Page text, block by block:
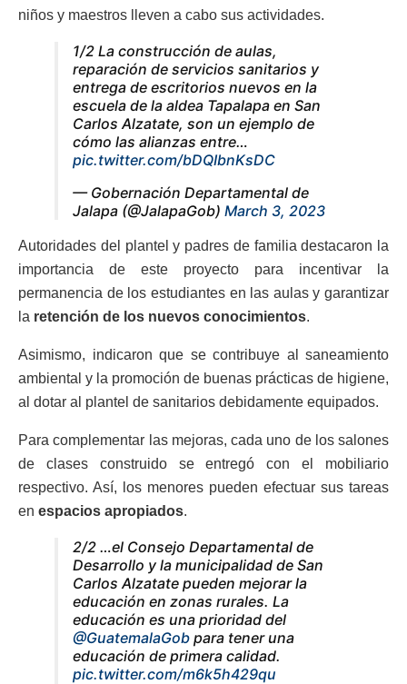
niños y maestros lleven a cabo sus actividades.
1/2 La construcción de aulas,
reparación de servicios sanitarios y
entrega de escritorios nuevos en la
escuela de la aldea Tapalapa en San
Carlos Alzatate, son un ejemplo de
cómo las alianzas entre…
pic.twitter.com/bDQIbnKsDC
— Gobernación Departamental de
Jalapa (@JalapaGob) March 3, 2023
Autoridades del plantel y padres de familia destacaron la
importancia de este proyecto para incentivar la
permanencia de los estudiantes en las aulas y garantizar
la retención de los nuevos conocimientos.
Asimismo, indicaron que se contribuye al saneamiento
ambiental y la promoción de buenas prácticas de higiene,
al dotar al plantel de sanitarios debidamente equipados.
Para complementar las mejoras, cada uno de los salones
de clases construido se entregó con el mobiliario
respectivo. Así, los menores pueden efectuar sus tareas
en espacios apropiados.
2/2 …el Consejo Departamental de
Desarrollo y la municipalidad de San
Carlos Alzatate pueden mejorar la
educación en zonas rurales. La
educación es una prioridad del
@GuatemalaGob para tener una
educación de primera calidad.
pic.twitter.com/m6k5h429qu